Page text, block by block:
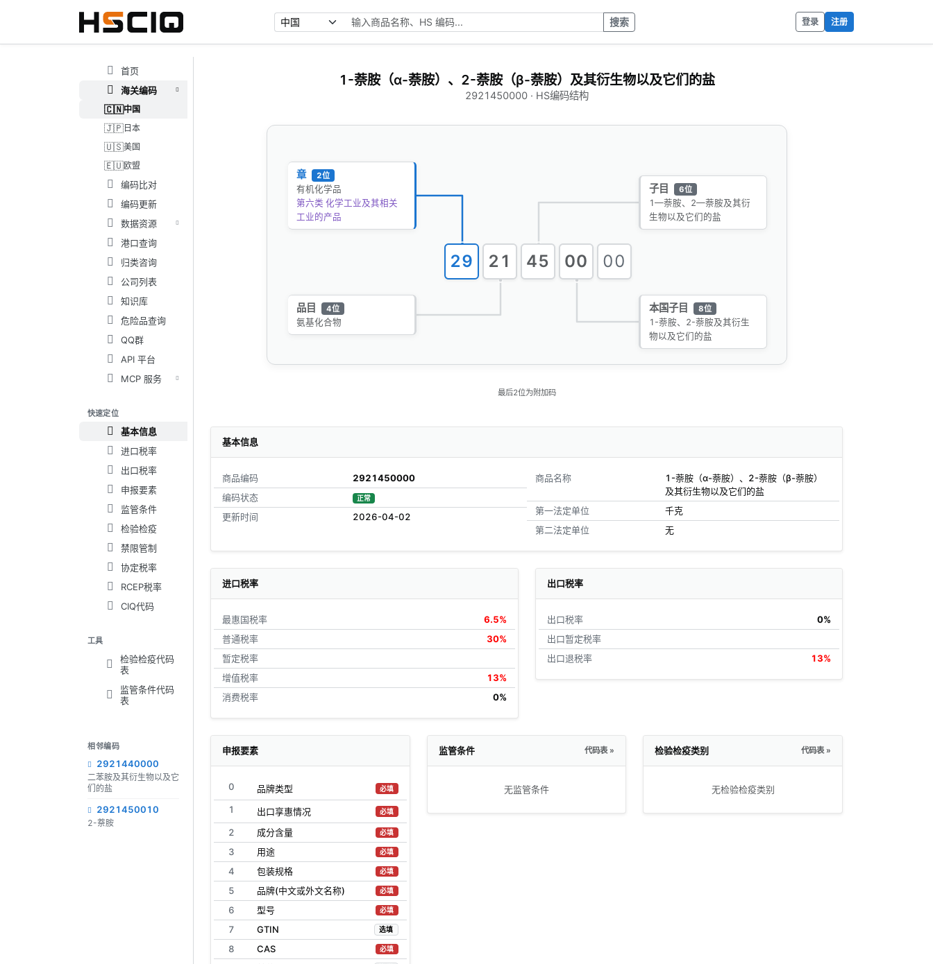
搜索 登录 注册
首页
海关编码
🇨🇳中国
🇯🇵 日本
🇺🇸美国
🇪🇺欧盟
编码比对
编码更新
数据资源
港口查询
归类咨询
公司列表
知识库
危险品查询
QQ群
API 平台
MCP 服务
快速定位
基本信息
进口税率
出口税率
申报要素
监管条件
检验检疫
禁限管制
协定税率
RCEP税率
CIQ代码
工具
检验检疫代码
表
监管条件代码
表
相邻编码
2921440000
二苯胺及其衍生物以及它
们的盐
2921450010
2-萘胺
1-萘胺（α-萘胺）、2-萘胺（β-萘胺）及其衍生物以及它们的盐
2921450000 · HS编码结构
29 21 45 00 00
章 2位
有机化学品
第六类 化学工业及其相关
工业的产品
品目 4位
氨基化合物
子目 6位
1—萘胺、2—萘胺及其衍
生物以及它们的盐
本国子目 8位
1-萘胺、2-萘胺及其衍生
物以及它们的盐
最后2位为附加码
基本信息
商品编码
2921450000
编码状态
正常
更新时间 2026-04-02
商品名称
1-萘胺（α-萘胺）、2-萘胺（β-萘胺）
及其衍生物以及它们的盐
第一法定单位
千克
第二法定单位
无
进口税率
最惠国税率
6.5%
普通税率
30%
暂定税率
增值税率
13%
消费税率
0%
出口税率
出口税率
0%
出口暂定税率
出口退税率
13%
申报要素
0 品牌类型 必填
1 出口享惠情况 必填
2 成分含量 必填
3 用途 必填
4 包装规格 必填
5 品牌(中文或外文名称) 必填
6 型号 必填
7 GTIN 选填
8 CAS 必填
监管条件 代码表 »
无监管条件
检验检疫类别 代码表 »
无检验检疫类别